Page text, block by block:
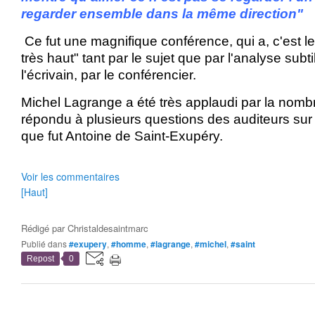
regarder ensemble dans la même direction"
Ce fut une magnifique conférence, qui a, c'est
très haut" tant par le sujet que par l'analyse
l'écrivain, par le conférencier.
Michel Lagrange a été très applaudi par la
répondu à plusieurs questions des auditeurs
que fut Antoine de Saint-Exupéry.
Voir les commentaires
[Haut]
Rédigé parChristaldesaintmarc
Publié dans#exupery, #homme, #lagrange, #michel, #saint
Repost 0